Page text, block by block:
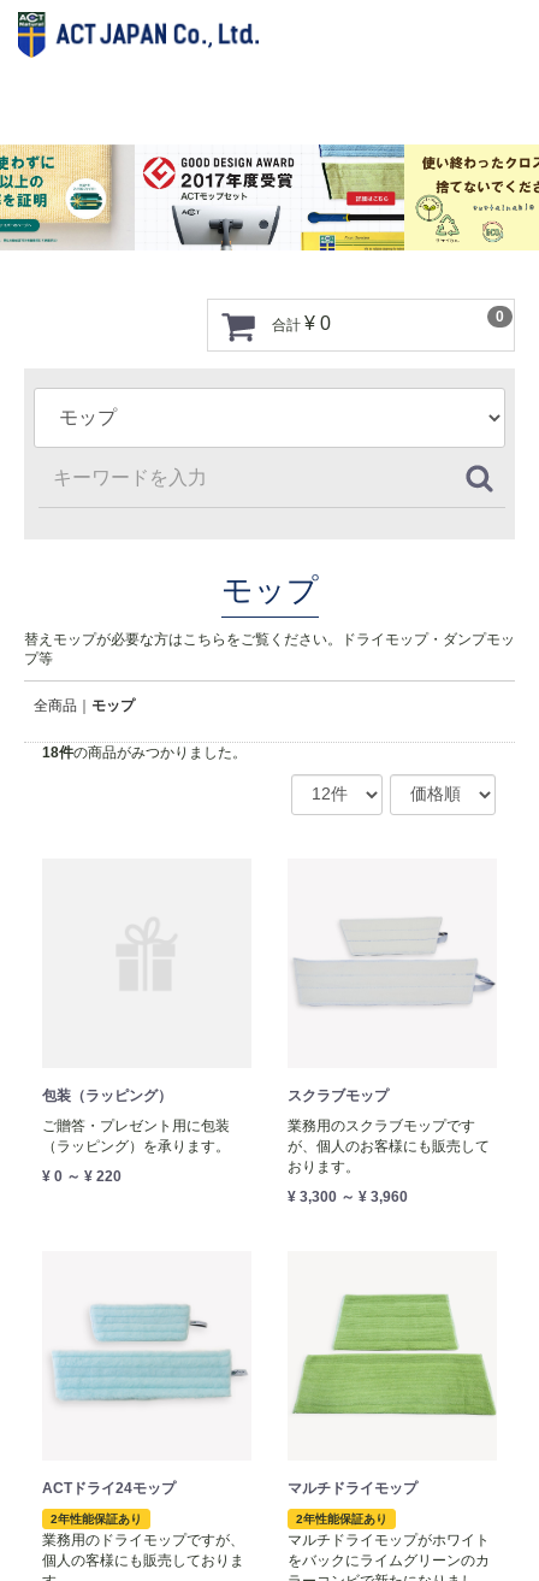
0
合計 ¥ 0
モップ
替えモップが必要な方はこちらをご覧ください。ドライモップ・ダンプモッ
プ等
全商品 モップ
18件の商品がみつかりました。
包装（ラッピング）
ご贈答・プレゼント用に包装
（ラッピング）を承ります。
¥ 0 ～ ¥ 220
スクラブモップ
業務用のスクラブモップです
が、個人のお客様にも販売して
おります。
¥ 3,300 ～ ¥ 3,960
ACTドライ24モップ
2年性能保証あり
業務用のドライモップですが、
個人の客様にも販売しておりま
マルチドライモップ
2年性能保証あり
マルチドライモップがホワイト
をバックにライムグリーンのカ